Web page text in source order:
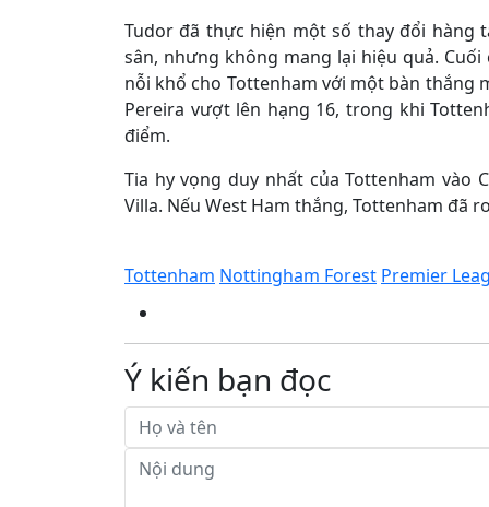
Tudor đã thực hiện một số thay đổi hàng
sân, nhưng không mang lại hiệu quả.
nỗi khổ cho Tottenham với một bàn thắng
Pereira vượt lên hạng 16, trong khi
điểm.
Tia hy vọng duy nhất của Tottenham vào
Villa. Nếu West Ham thắng, Tottenham đã
Tottenham Nottingham Forest Premier
Ý kiến bạn đọc